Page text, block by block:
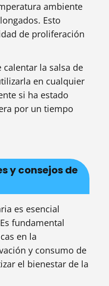
ambiente
Esto
de proliferación
calentar la salsa de
en cualquier
si ha estado
por un tiempo
y consejos de
es esencial
fundamental
en la
y consumo de
el bienestar de la